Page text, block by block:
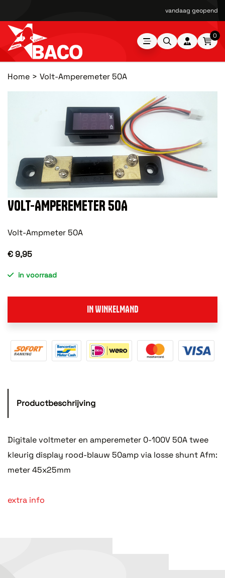
vandaag geopend
0
Home Volt-Amperemeter 50A
VOLT-AMPEREMETER 50A
Volt-Ampmeter 50A
€ 9,95
in voorraad
IN WINKELMAND
Productbeschrijving
Digitale voltmeter en amperemeter 0-100V 50A twee
kleurig display rood-blauw 50amp via losse shunt Afm:
meter 45x25mm
extra info